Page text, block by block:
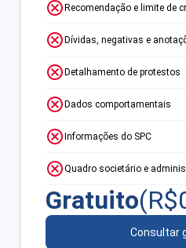
Recomendação e limite de
Dívidas, negativas e
Detalhamento de protestos
Dados comportamentais
Informações do SPC
Quadro societário e
Gratuito(R$
Consultar